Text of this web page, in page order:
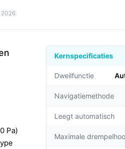
Pa)
Kernspecificaties
Dweilfunctie
Navigatiemethode
Leegt automatisch
Maximale